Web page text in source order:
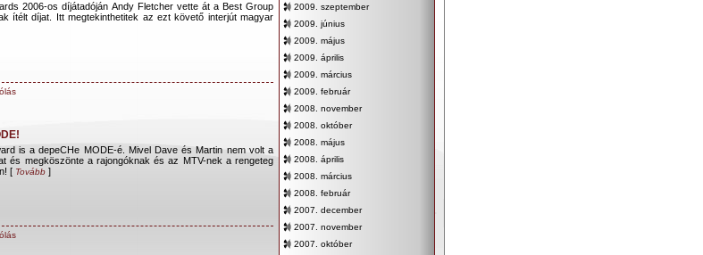
2006-os díjátadóján Andy Fletcher vette át a Best Group
ítélt díjat. Itt megtekinthetitek az ezt követő interjút magyar
is a depeCHe MODE-é. Mivel Dave és Martin nem volt a
és megköszönte a rajongóknak és az MTV-nek a rengeteg
[ Tovább ]
2009. szeptember
2009. június
2009. május
2009. április
2009. március
2009. február
2008. november
2008. október
2008. május
2008. április
2008. március
2008. február
2007. december
2007. november
2007. október